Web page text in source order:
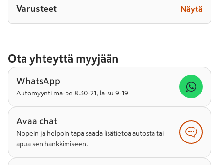
Varusteet Näytä
Ota yhteyttä myyjään
WhatsApp
Automyynti ma-pe 8.30-21, la-su 9-19
Avaa chat
Nopein ja helpoin tapa saada lisätietoa autosta tai
apua sen hankkimiseen.